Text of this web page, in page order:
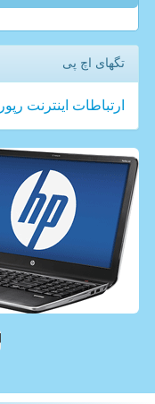
تگهای اچ پی
ارتباطات اینترنت